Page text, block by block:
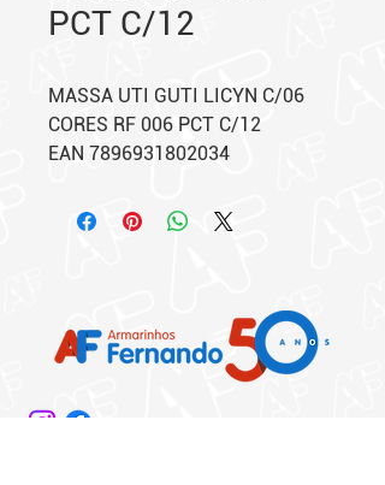
PCT C/12
MASSA UTI GUTI LICYN C/06
CORES RF 006 PCT C/12
EAN 7896931802034